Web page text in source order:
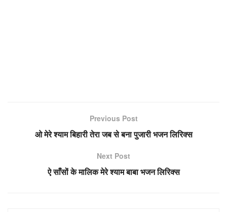
Previous Post
ओ मेरे श्याम बिहारी तेरा जब से बना पुजारी भजन लिरिक्स
Next Post
ऐ साँसों के मालिक मेरे श्याम बाबा भजन लिरिक्स